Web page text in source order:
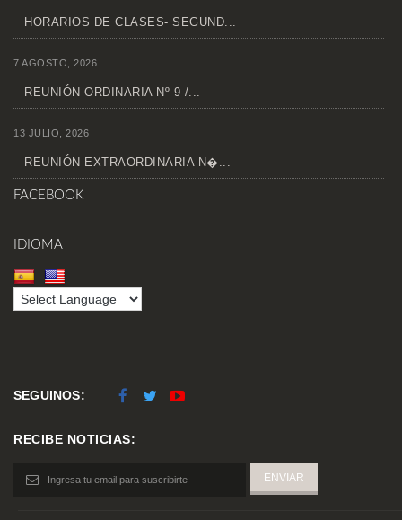
HORARIOS DE CLASES- SEGUND...
7 AGOSTO, 2026
REUNIÓN ORDINARIA Nº 9 /...
13 JULIO, 2026
REUNIÓN EXTRAORDINARIA N�...
FACEBOOK
IDIOMA
SEGUINOS:
RECIBE NOTICIAS: